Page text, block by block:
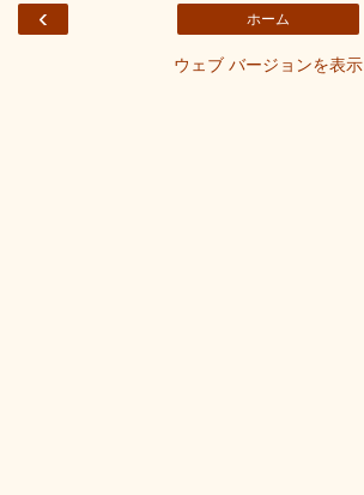
‹ ホーム
ウェブ バージョンを表示